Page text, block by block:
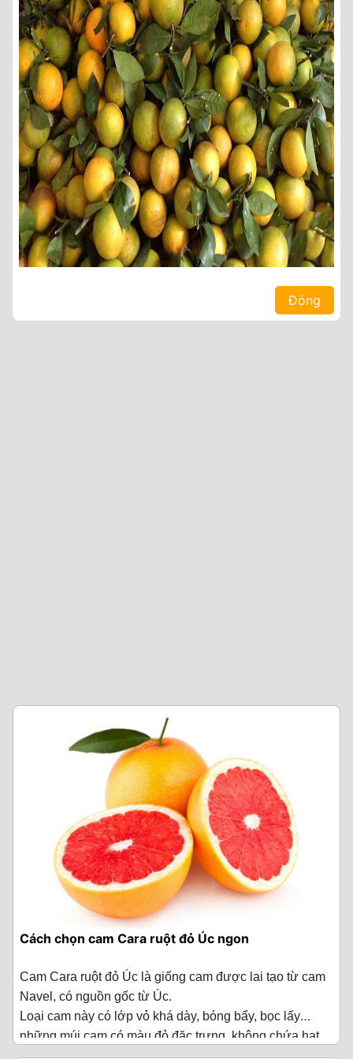
Cách chọn cam Cara ruột đỏ Úc ngon
Cam Cara ruột đỏ Úc là giống cam được lai tạo từ cam
Navel, có nguồn gốc từ Úc.
Loại cam này có lớp vỏ khá dày, bóng bẩy, bọc lấy
những múi cam có màu đỏ đặc trưng, không chứa hạt,
mang vị ngọt dịu pha lẫn với chút chua nhẹ.
1. Kinh nghiệm chọn cam Cara ruột đỏ Úc